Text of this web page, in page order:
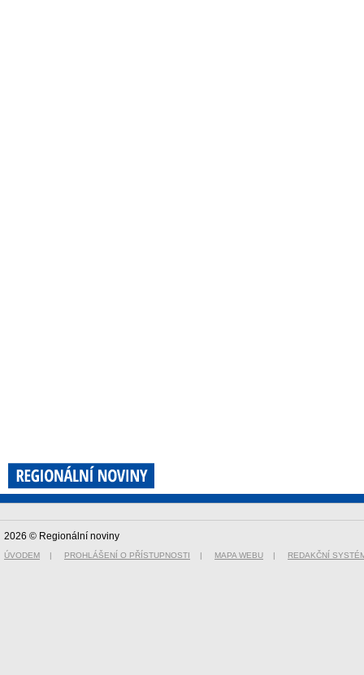
2026 © Regionální noviny
ÚVODEM | PROHLÁŠENÍ O PŘÍSTUPNOSTI | MAPA WEBU | REDAKČNÍ